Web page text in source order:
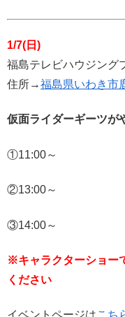
1/7(日)
福島テレビハウジング
住所→福島県いわき市
仮面ライダーギーツが
①11:00～
②13:00～
③14:00～
※キャラクターショー
ください